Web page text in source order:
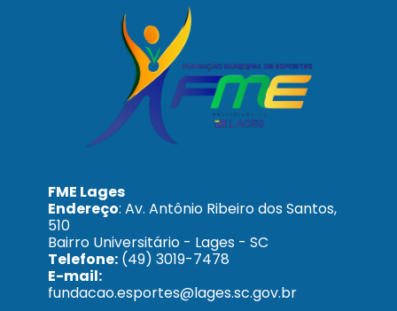
FME Lages
Endereço: Av. Antônio Ribeiro dos Santos,
510
Bairro Universitário - Lages - SC
Telefone: (49) 3019-7478
E-mail:
fundacao.esportes@lages.sc.gov.br